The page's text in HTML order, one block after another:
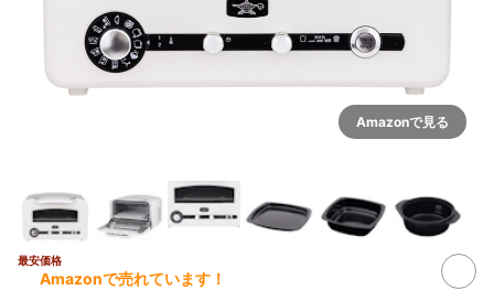
Amazonで見る
最安価格
Amazonで売れています！